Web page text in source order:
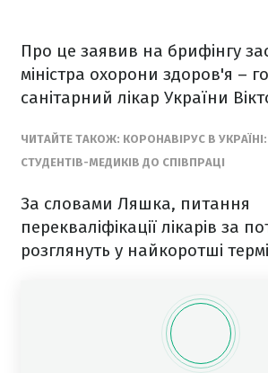
Про це заявив на брифінгу
міністра охорони здоров'я –
санітарний лікар України
ЧИТАЙТЕ ТАКОЖ: КОРОНАВІРУС В
СТУДЕНТІВ-МЕДИКІВ ДО СПІВПРАЦІ
За словами Ляшка, питання
перекваліфікації лікарів за
розглянуть у найкоротші